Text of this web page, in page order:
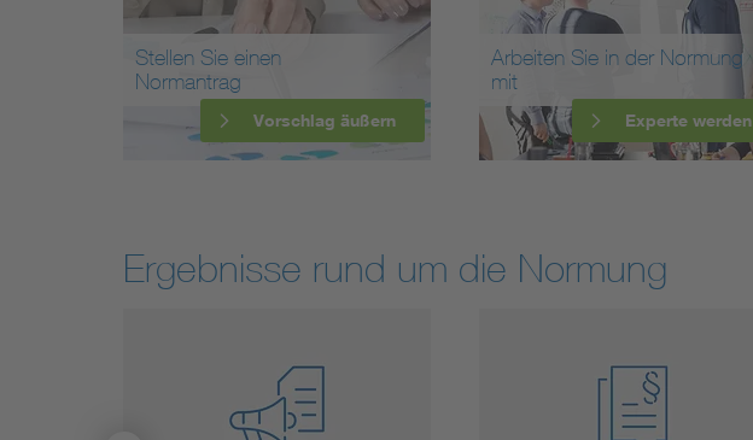
Stellen Sie einen
Normantrag
Vorschlag äußern
Arbeiten Sie in der Normung
mit
Experte werden
Ergebnisse rund um die Normung